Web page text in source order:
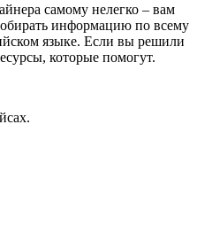
самому нелегко – вам
информацию по всему
языке. Если вы решили
которые помогут.